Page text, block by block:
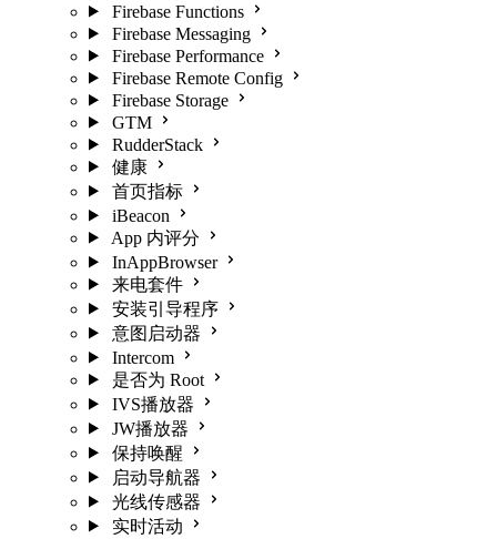
Firebase Functions
Firebase Messaging
Firebase Performance
Firebase Remote Config
Firebase Storage
GTM
RudderStack
健康
首页指标
iBeacon
App 内评分
InAppBrowser
来电套件
安装引导程序
意图启动器
Intercom
是否为 Root
IVS播放器
JW播放器
保持唤醒
启动导航器
光线传感器
实时活动